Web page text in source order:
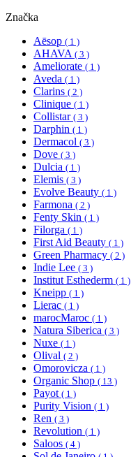
Značka
Aēsop ( 1 )
AHAVA ( 3 )
Ameliorate ( 1 )
Aveda ( 1 )
Clarins ( 2 )
Clinique ( 1 )
Collistar ( 3 )
Darphin ( 1 )
Dermacol ( 3 )
Dove ( 3 )
Dulcia ( 1 )
Elemis ( 3 )
Evolve Beauty ( 1 )
Farmona ( 2 )
Fenty Skin ( 1 )
Filorga ( 1 )
First Aid Beauty ( 1 )
Green Pharmacy ( 2 )
Indie Lee ( 3 )
Institut Esthederm ( 1 )
Kneipp ( 1 )
Lierac ( 1 )
marocMaroc ( 1 )
Natura Siberica ( 3 )
Nuxe ( 1 )
Olival ( 2 )
Omorovicza ( 1 )
Organic Shop ( 13 )
Payot ( 1 )
Purity Vision ( 1 )
Ren ( 3 )
Revolution ( 1 )
Saloos ( 4 )